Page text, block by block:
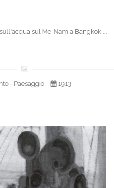
sul Me-Nam a Bangkok ...
- Paesaggio 1913